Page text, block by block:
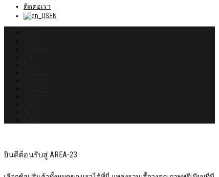
ติดต่อเรา
EN
ยินดีต้อนรับสู่ AREA-23